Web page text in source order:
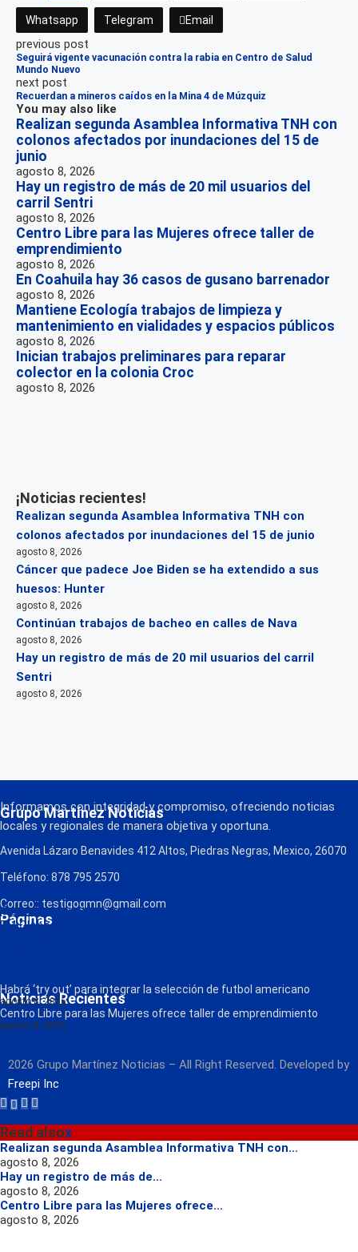
Whatsapp Telegram Email
previous post
Seguirá vigente vacunación contra la rabia en Centro de Salud
Mundo Nuevo
next post
Recuerdan a mineros caídos en la Mina 4 de Múzquiz
You may also like
Realizan segunda Asamblea Informativa TNH con
colonos afectados por inundaciones del 15 de
junio
agosto 8, 2026
Hay un registro de más de 20 mil usuarios del
carril Sentri
agosto 8, 2026
Centro Libre para las Mujeres ofrece taller de
emprendimiento
agosto 8, 2026
En Coahuila hay 36 casos de gusano barrenador
agosto 8, 2026
Mantiene Ecología trabajos de limpieza y
mantenimiento en vialidades y espacios públicos
agosto 8, 2026
Inician trabajos preliminares para reparar
colector en la colonia Croc
agosto 8, 2026
¡Noticias recientes!
Realizan segunda Asamblea Informativa TNH con
colonos afectados por inundaciones del 15 de junio
agosto 8, 2026
Cáncer que padece Joe Biden se ha extendido a sus
huesos: Hunter
agosto 8, 2026
Continúan trabajos de bacheo en calles de Nava
agosto 8, 2026
Hay un registro de más de 20 mil usuarios del carril
Sentri
agosto 8, 2026
Grupo Martínez Noticias
Informamos con integridad y compromiso, ofreciendo noticias
locales y regionales de manera objetiva y oportuna.
Avenida Lázaro Benavides 412 Altos, Piedras Negras, Mexico, 26070
Teléfono: 878 795 2570
Correo:: testigogmn@gmail.com
Páginas
¡Descarga nuestra App!
FM Globo
Radio
Noticias Recientes
Habrá ‘try out’ para integrar la selección de futbol americano
agosto 8, 2026
Centro Libre para las Mujeres ofrece taller de emprendimiento
agosto 8, 2026
2026 Grupo Martínez Noticias – All Right Reserved. Developed by
Freepi Inc
Read alsox
Realizan segunda Asamblea Informativa TNH con...
agosto 8, 2026
Hay un registro de más de...
agosto 8, 2026
Centro Libre para las Mujeres ofrece...
agosto 8, 2026